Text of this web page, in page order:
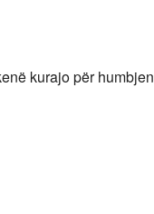
kurajo për humbjen